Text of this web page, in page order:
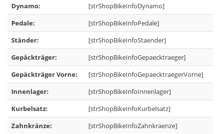
Dynamo:
[strShopBikeInfoDynamo]
Pedale:
[strShopBikeInfoPedale]
Ständer:
[strShopBikeInfoStaender]
Gepäckträger:
[strShopBikeInfoGepaecktraeger]
Gepäckträger Vorne:
[strShopBikeInfoGepaecktraegerVorne]
Innenlager:
[strShopBikeInfoInnenlager]
Kurbelsatz:
[strShopBikeInfoKurbelsatz]
Zahnkränze:
[strShopBikeInfoZahnkraenze]